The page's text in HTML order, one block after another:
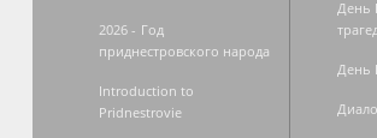
2026 - Год
приднестровского народа
Introduction to
Pridnestrovie
День
День